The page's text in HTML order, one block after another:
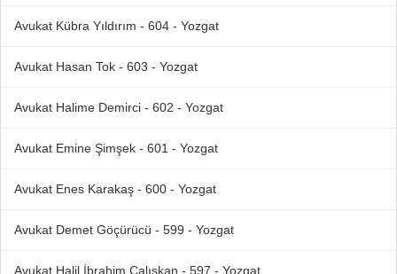
Avukat Kübra Yıldırım - 604 - Yozgat
Avukat Hasan Tok - 603 - Yozgat
Avukat Halime Demirci - 602 - Yozgat
Avukat Emine Şimşek - 601 - Yozgat
Avukat Enes Karakaş - 600 - Yozgat
Avukat Demet Göçürücü - 599 - Yozgat
Avukat Halil İbrahim Çalışkan - 597 - Yozgat